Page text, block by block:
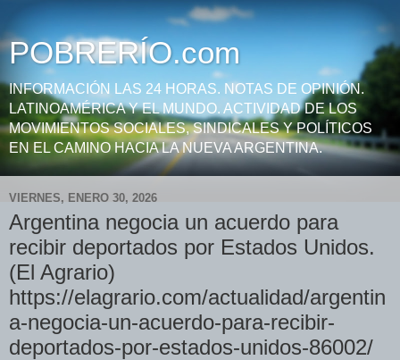
POBRERÍO.com
INFORMACIÓN LAS 24 HORAS. NOTAS DE OPINIÓN.
LATINOAMÉRICA Y EL MUNDO. ACTIVIDAD DE LOS
MOVIMIENTOS SOCIALES, SINDICALES Y POLÍTICOS
EN EL CAMINO HACIA LA NUEVA ARGENTINA.
VIERNES, ENERO 30, 2026
Argentina negocia un acuerdo para
recibir deportados por Estados Unidos.
(El Agrario)
https://elagrario.com/actualidad/argentin
a-negocia-un-acuerdo-para-recibir-
deportados-por-estados-unidos-86002/